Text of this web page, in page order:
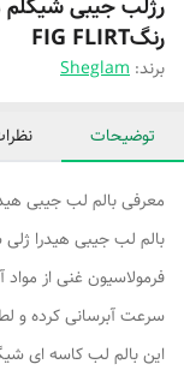
رنگFIG FLIRT
برند: Sheglam
توضیحات
معرفی بالم لب جیبی
بالم لب جیبی هیدرا
فرمولاسیون غنی از
سرعت آبرسانی کرده و
این بالم لب کاسه ای